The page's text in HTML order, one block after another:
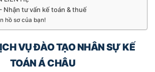
Nhận tư vấn kế toán & thuế
hồ sơ của bạn!
VỤ ĐÀO TẠO NHÂN SỰ KẾ
TOÁN Á CHÂU